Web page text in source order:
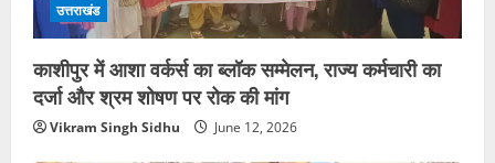
उत्तराखंड
काशीपुर में आशा वर्कर्स का ब्लॉक सम्मेलन, राज्य कर्मचारी का
दर्जा और श्रम शोषण पर रोक की मांग
Vikram Singh Sidhu June 12, 2026